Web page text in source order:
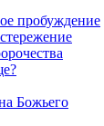
пробуждение
Божьего